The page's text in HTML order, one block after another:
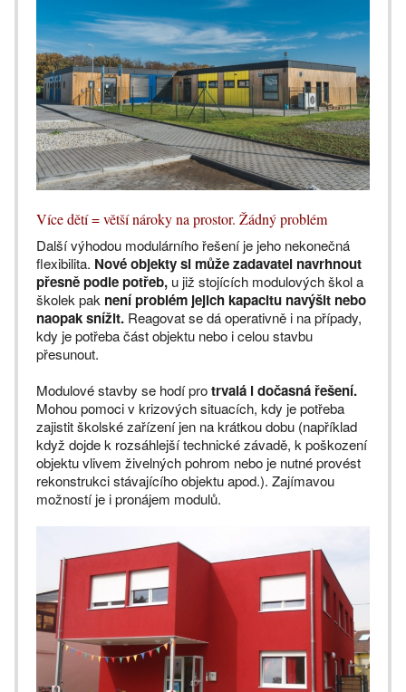
Více dětí = větší nároky na prostor. Žádný problém
Další výhodou modulárního řešení je jeho nekonečná
flexibilita. Nové objekty si může zadavatel navrhnout
přesně podle potřeb, u již stojících modulových škol a
školek pak není problém jejich kapacitu navýšit nebo
naopak snížit. Reagovat se dá operativně i na případy,
kdy je potřeba část objektu nebo i celou stavbu
přesunout.
Modulové stavby se hodí protrvalá i dočasná řešení.
Mohou pomoci v krizových situacích, kdy je potřeba
zajistit školské zařízení jen na krátkou dobu (například
když dojde k rozsáhlejší technické závadě, k poškození
objektu vlivem živelných pohrom nebo je nutné provést
rekonstrukci stávajícího objektu apod.). Zajímavou
možností je i pronájem modulů.